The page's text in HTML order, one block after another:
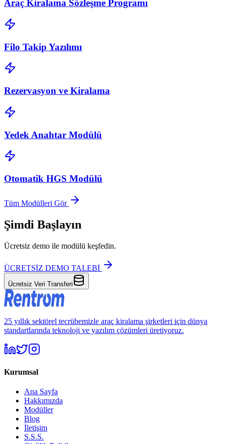
Araç Kiralama Sözleşme Programı
Filo Takip Yazılımı
Rezervasyon ve Kiralama
Yedek Anahtar Modülü
Otomatik HGS Modülü
Tüm Modülleri Gör
Şimdi Başlayın
Ücretsiz demo ile modülü keşfedin.
ÜCRETSİZ DEMO TALEBİ
Ücretsiz Veri Transferi
25 yıllık sektörel tecrübemizle araç kiralama şirketleri için dünya
standartlarında teknoloji ve yazılım çözümleri üretiyoruz.
Kurumsal
Ana Sayfa
Hakkımızda
Modüller
Blog
İletişim
S.S.S.